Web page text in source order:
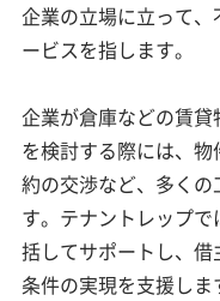
企業の立場に立って
ービスを指します。
企業が倉庫などの賃
を検討する際には、
約の交渉など、多く
す。テナントレップ
括してサポートし、
条件の実現を支援しま